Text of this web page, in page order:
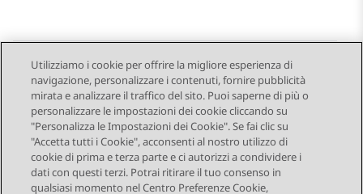
Send Feedback
Navigazione argomento
Argomento precedente Argomento successivo
Utilizziamo i cookie per offrire la migliore esperienza di
navigazione, personalizzare i contenuti, fornire pubblicità
mirata e analizzare il traffico del sito. Puoi saperne di più o
personalizzare le impostazioni dei cookie cliccando su
"Personalizza le Impostazioni dei Cookie". Se fai clic su
"Accetta tutti i Cookie", acconsenti al nostro utilizzo di
cookie di prima e terza parte e ci autorizzi a condividere i
dati con questi terzi. Potrai ritirare il tuo consenso in
qualsiasi momento nel Centro Preferenze Cookie,